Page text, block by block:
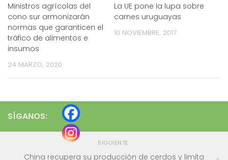
Ministros agrícolas del
cono sur armonizarán
normas que garanticen el
tráfico de alimentos e
insumos
24 MARZO, 2020
La UE pone la lupa sobre
carnes uruguayas
10 NOVIEMBRE, 2017
SÍGANOS:
SIGUIENTE
China recupera su producción de cerdos y limita